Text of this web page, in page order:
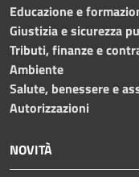
Educazione e
Giustizia e sicurezza
Tributi, finanze e
Ambiente
Salute, benessere e
Autorizzazioni
NOVITÀ